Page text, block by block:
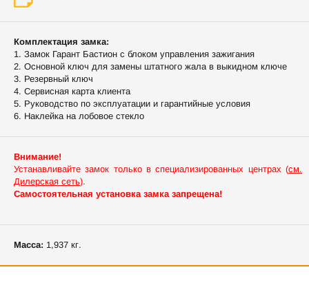
Комплектация замка:
1. Замок Гарант Бастион с блоком управления зажигания
2. Основной ключ для замены штатного жала в выкидном ключе
3. Резервный ключ
4. Сервисная карта клиента
5. Руководство по эксплуатации и гарантийные условия
6. Наклейка на лобовое стекло
Внимание!
Устанавливайте замок только в специализированных центрах (см.
Дилерская сеть).
Самостоятельная установка замка запрещена!
Масса: 1,937 кг.